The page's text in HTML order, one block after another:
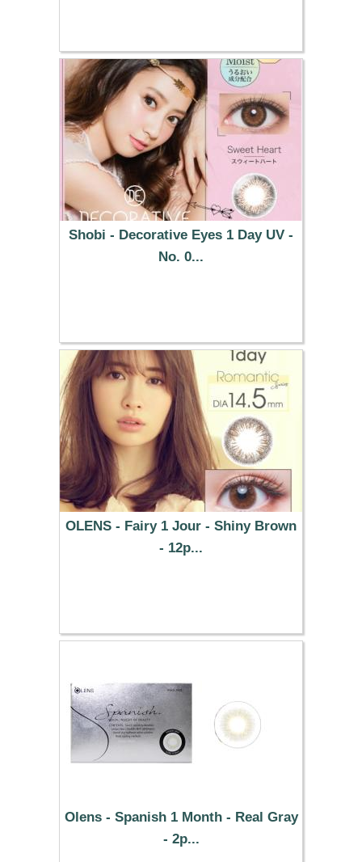
Shobi - Decorative Eyes 1 Day UV -
No. 0...
OLENS - Fairy 1 Jour - Shiny Brown
- 12p...
Olens - Spanish 1 Month - Real Gray
- 2p...